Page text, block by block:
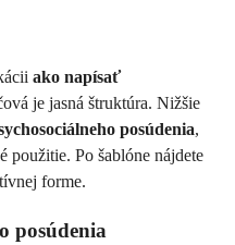
ako napísať
je jasná štruktúra. Nižšie
posúdenia,
použitie. Po šablóne nájdete
forme.
posúdenia